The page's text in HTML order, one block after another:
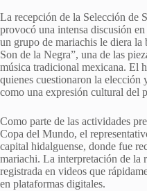
La recepción de la Selección de
provocó una intensa discusión
un grupo de mariachis le diera
Son de la Negra”, una de las
música tradicional mexicana. El
quienes cuestionaron la elección
como una expresión cultural del
Como parte de las actividades
Copa del Mundo, el
capital hidalguense, donde fue
mariachi. La interpretación de la
registrada en videos que
en plataformas digitales.